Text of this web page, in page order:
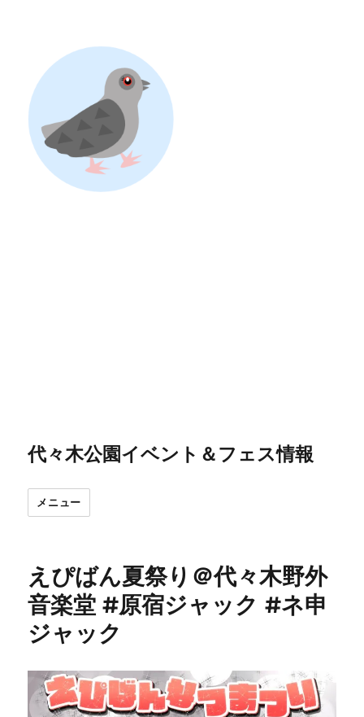
代々木公園イベント＆フェス情報
メニュー
えぴばん夏祭り＠代々木野外
音楽堂 #原宿ジャック #ネ申
ジャック